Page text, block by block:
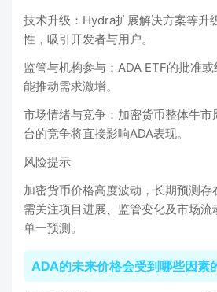
技术升级‌：Hydra扩展解决方案等升
性，吸引开发者与用户。‌‌
监管与机构参与‌：ADA ETF的批准
能推动需求激增。‌‌
市场情绪与竞争‌：加密货币整体牛
台的竞争将直接影响ADA表现。‌‌
风险提示
加密货币价格高度波动，长期预测
需关注项目进展、监管变化及市场流
单一预测。‌‌
ADA的未来价格会受到哪些因素